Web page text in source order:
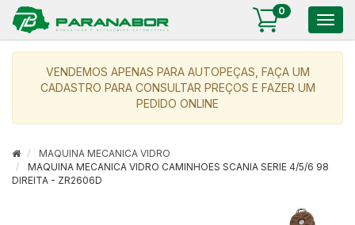
0
VENDEMOS APENAS PARA AUTOPEÇAS, FAÇA UM
CADASTRO PARA CONSULTAR PREÇOS E FAZER UM
PEDIDO ONLINE
MAQUINA MECANICA VIDRO
MAQUINA MECANICA VIDRO CAMINHOES SCANIA SERIE 4/5/6 98
DIREITA - ZR2606D